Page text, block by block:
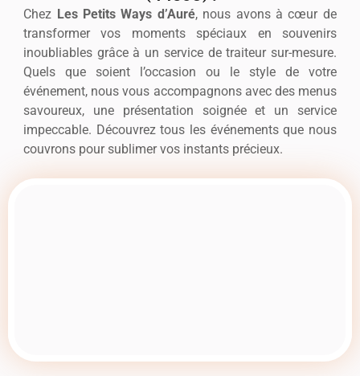
Chez Les Petits Ways d’Auré, nous avons à cœur de
transformer vos moments spéciaux en souvenirs
inoubliables grâce à un service de traiteur sur-mesure.
Quels que soient l’occasion ou le style de votre
événement, nous vous accompagnons avec des menus
savoureux, une présentation soignée et un service
impeccable. Découvrez tous les événements que nous
couvrons pour sublimer vos instants précieux.